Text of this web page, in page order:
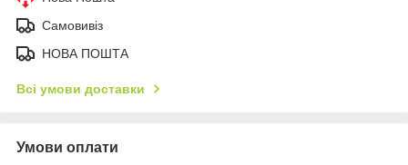
Самовивіз
НОВА ПОШТА
Всі умови доставки
Умови оплати